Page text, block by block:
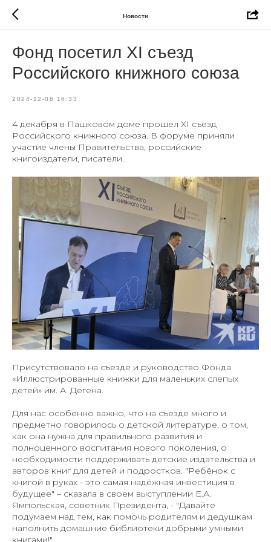
Новости
Фонд посетил XI съезд
Poccийского книжного союза
2024-12-06 16:33
4 декабря в Пашковом доме прошел XI съезд
Poccийского книжного союза. В форуме приняли
участие члены Правительства, российские
книгоиздатели, писатели.
Присутствовало на съезде и руководство Фонда
«Иллюстрированные книжки для маленьких слепых
детей» им. А. Дегена.
Для нас особенно важно, что на съезде много и
предметно говорилось о детской литературе, о том,
как она нужна для правильного развития и
полноценного воспитания нового поколения, о
необходимости поддерживать детские издательства и
авторов книг для детей и подростков. "Ребёнок с
книгой в руках - это самая надёжная инвестиция в
будущее" – сказала в своем выступлении Е.А.
Ямпольская, советник Президента, - "Давайте
подумаем над тем, как помочь родителям и дедушкам
наполнить домашние библиотеки добрыми умными
книгами!"